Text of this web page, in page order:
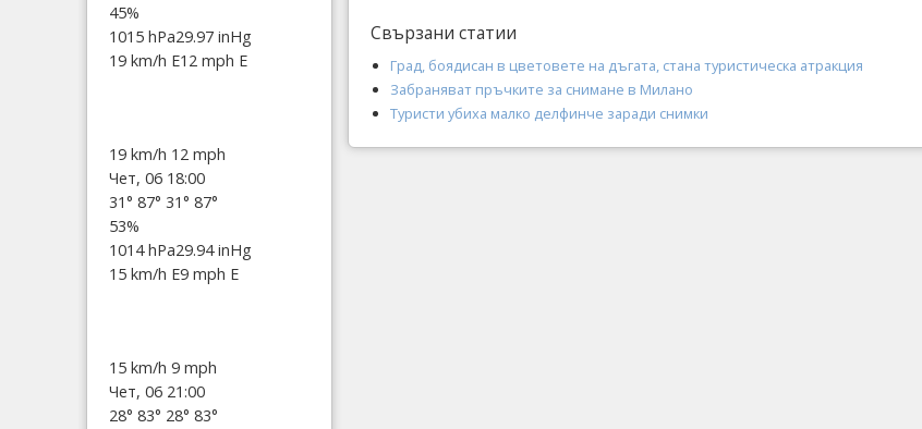
Свързани статии
Град, боядисан в цветовете на дъгата, стана туристическа атракция
Забраняват пръчките за снимане в Милано
Туристи убиха малко делфинче заради снимки
45%
1015 hPa29.97 inHg
19 km/h E12 mph E
19 km/h 12 mph
Чет, 06 18:00
31° 87° 31° 87°
53%
1014 hPa29.94 inHg
15 km/h E9 mph E
15 km/h 9 mph
Чет, 06 21:00
28° 83° 28° 83°